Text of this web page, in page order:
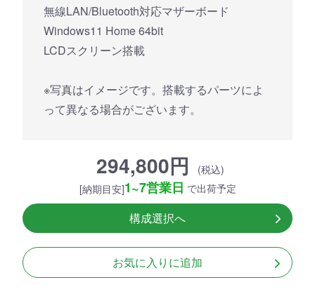
無線LAN/Bluetooth対応マザーボード
Windows11 Home 64bit
LCDスクリーン搭載
※写真はイメージです。搭載するパーツによ
って異なる場合がございます。
294,800円
(税込)
[納期目安]1~7営業日 で出荷予定
構成選択へ
お気に入りに追加